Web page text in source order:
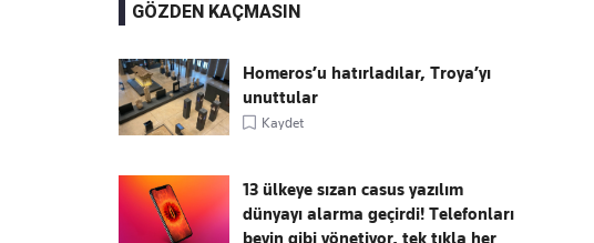
GÖZDEN KAÇMASIN
Homeros’u hatırladılar, Troya’yı
unuttular
Kaydet
13 ülkeye sızan casus yazılım
dünyayı alarma geçirdi! Telefonları
beyin gibi yönetiyor, tek tıkla her